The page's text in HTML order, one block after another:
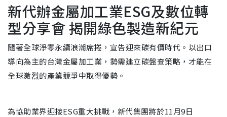
新代辦金屬加工業ESG及數位轉
型分享會 揭開綠色製造新紀元
隨著全球淨零永續浪潮席捲，宣告迎來碳有價時代。以出口
導向為主的台灣金屬加工業，勢需建立碳盤查策略，才能在
全球激烈的產業競爭中取得優勢。
為協助業界迎接ESG重大挑戰，新代集團將於11月9日